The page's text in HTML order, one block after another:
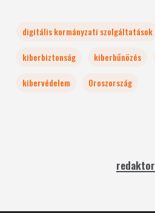
digitális kormányzati szolgáltatások
kiberbiztonság
kiberbűnözés
kibervédelem
Oroszország
redaktor